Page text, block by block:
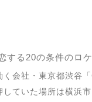
する20の条件のロ
く会社・東京都渋谷
していた場所は横浜市